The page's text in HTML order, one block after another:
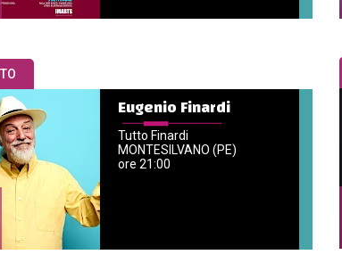
Eugenio Finardi
Tutto Finardi
MONTESILVANO (PE)
ore 21:00